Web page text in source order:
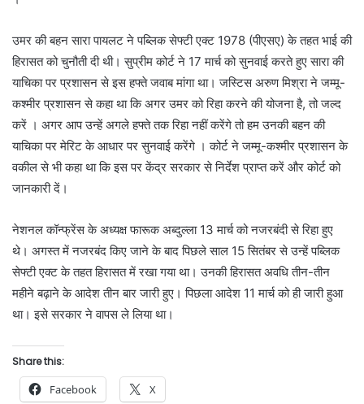
उमर की बहन सारा पायलट ने पब्लिक सेफ्टी एक्ट 1978 (पीएसए) के तहत भाई की
हिरासत को चुनौती दी थी। सुप्रीम कोर्ट ने 17 मार्च को सुनवाई करते हुए सारा की
याचिका पर प्रशासन से इस हफ्ते जवाब मांगा था। जस्टिस अरुण मिश्रा ने जम्मू-
कश्मीर प्रशासन से कहा था कि अगर उमर को रिहा करने की योजना है, तो जल्द
करें । अगर आप उन्हें अगले हफ्ते तक रिहा नहीं करेंगे तो हम उनकी बहन की
याचिका पर मेरिट के आधार पर सुनवाई करेंगे । कोर्ट ने जम्मू-कश्मीर प्रशासन के
वकील से भी कहा था कि इस पर केंद्र सरकार से निर्देश प्राप्त करें और कोर्ट को
जानकारी दें।
नेशनल कॉन्फ्रेंस के अध्यक्ष फारूक अब्दुल्ला 13 मार्च को नजरबंदी से रिहा हुए
थे। अगस्त में नजरबंद किए जाने के बाद पिछले साल 15 सितंबर से उन्हें पब्लिक
सेफ्टी एक्ट के तहत हिरासत में रखा गया था। उनकी हिरासत अवधि तीन-तीन
महीने बढ़ाने के आदेश तीन बार जारी हुए। पिछला आदेश 11 मार्च को ही जारी हुआ
था। इसे सरकार ने वापस ले लिया था।
Share this:
Facebook X